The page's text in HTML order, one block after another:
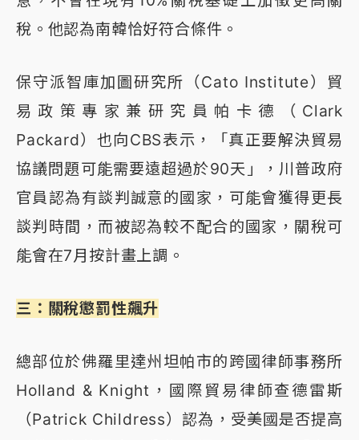
稅。他認為南韓恰好符合條件。
保守派智庫加圖研究所（Cato Institute）貿
易政策專家兼研究員帕卡德（Clark
Packard）也向CBS表示，「真正要解決貿易
協議問題可能需要遠超過於90天」，川普政府
官員認為有談判誠意的國家，可能會獲得更長
談判時間，而被認為較不配合的國家，關稅可
能會在7月按計畫上調。
三：關稅懲罰性飆升
總部位於佛羅里達州坦帕市的跨國律師事務所
Holland & Knight，國際貿易律師查德雷斯
（Patrick Childress）認為，受美國是否提高